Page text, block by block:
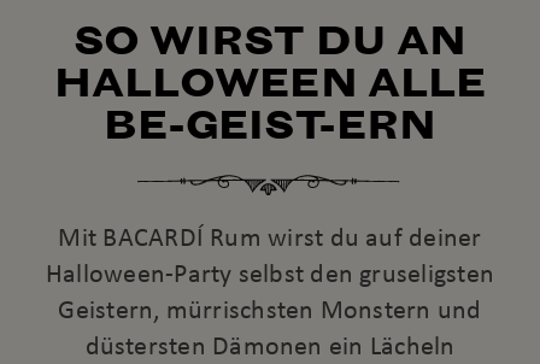
SO WIRST DU AN
HALLOWEEN ALLE
BE-GEIST-ERN
Mit BACARDÍ Rum wirst du auf deiner
Halloween-Party selbst den gruseligsten
Geistern, mürrischsten Monstern und
düstersten Dämonen ein Lächeln